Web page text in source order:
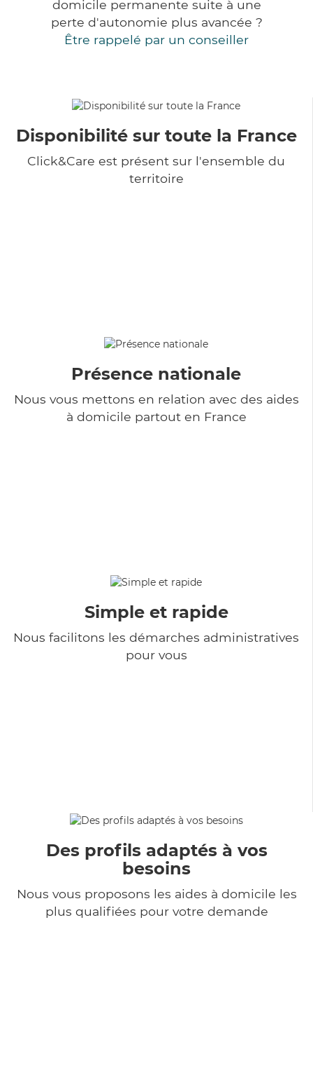
domicile permanente suite à une
perte d'autonomie plus avancée ?
Être rappelé par un conseiller
Disponibilité sur toute la France
Click&Care est présent sur l'ensemble du
territoire
Présence nationale
Nous vous mettons en relation avec des aides
à domicile partout en France
Simple et rapide
Nous facilitons les démarches administratives
pour vous
Des profils adaptés à vos
besoins
Nous vous proposons les aides à domicile les
plus qualifiées pour votre demande